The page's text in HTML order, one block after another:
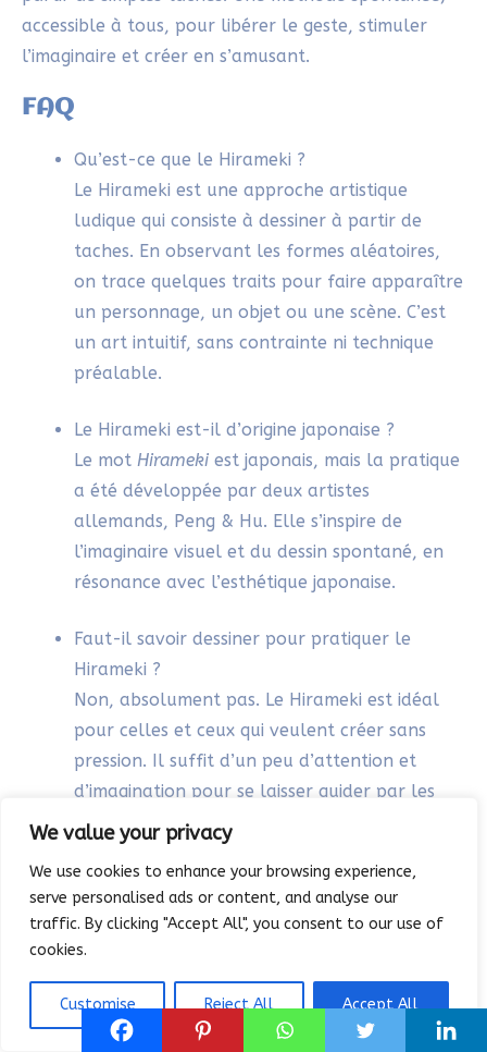
We value your privacy
We use cookies to enhance your browsing experience,
serve personalised ads or content, and analyse our
traffic. By clicking "Accept All", you consent to our use of
cookies.
Customise Reject All Accept All
confiance, et s’émerveiller à nouveau du
hasard.
SYLVIE
28/04/2025 À 22H07
Merci beaucoup pour ton message si
profond.
Mon souhait est vraiment d’ouvrir un
espace où chacun puisse oser créer
librement, sans aucun diktat, pour
émerveillement.
Répondre
DIANE REVILLARD
Merci Sylvie pour cette découverte et cet
excellent article. Certains professionnels
du recrutement présentent au candidat
des tâches et lui demandent ce qu’il voit,
une autre facette des tâches.
Chacun a sa vision.
Merci beaucoup pour ton message et ta
réflexion très juste !